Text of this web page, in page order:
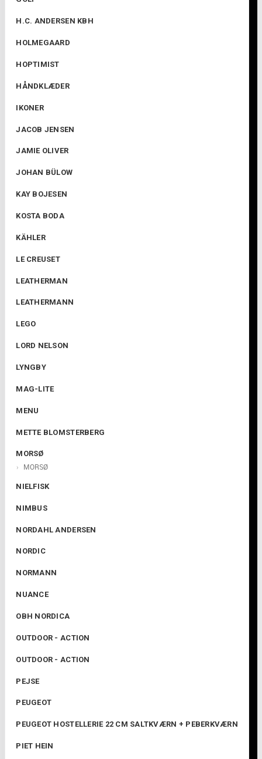
H.C. ANDERSEN KBH
HOLMEGAARD
HOPTIMIST
HÅNDKLÆDER
IKONER
JACOB JENSEN
JAMIE OLIVER
JOHAN BÜLOW
KAY BOJESEN
KOSTA BODA
KÄHLER
LE CREUSET
LEATHERMAN
LEATHERMANN
LEGO
LORD NELSON
LYNGBY
MAG-LITE
MENU
METTE BLOMSTERBERG
MORSØ
MORSØ
NIELFISK
NIMBUS
NORDAHL ANDERSEN
NORDIC
NORMANN
NUANCE
OBH NORDICA
OUTDOOR - ACTION
OUTDOOR - ACTION
PEJSE
PEUGEOT
PEUGEOT HOSTELLERIE 22 CM SALTKVÆRN + PEBERKVÆRN
PIET HEIN